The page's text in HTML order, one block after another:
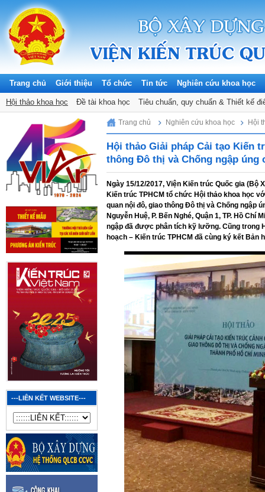
Trang chủ Giới thiệu Tổ chức Tin tức
Thông báo Tuyển dụng Tin hoạt động KHCN Đảng, Đoàn thể
Nghiên cứu khoa học
Hội thảo khoa học Đề tài khoa học Tiêu chuẩn, quy chuẩn & Thiết kế
Saturday, 08/08/2026
---LIÊN KẾT WEBSITE---
Trang chủ Nghiên cứu khoa học Hội
Hội thảo Giải pháp Cải tạo Kiến
thông Đô thị và Chống ngập úng
Ngày 15/12/2017, Viện Kiến trúc Quốc gia (Bộ
Kiến trúc TPHCM tổ chức Hội thảo khoa học
quan nội đô, giao thông Đô thị và Chống ngập
Nguyễn Huệ, P. Bến Nghé, Quận 1, TP. Hồ Chí
ngập đã được phân tích kỹ lưỡng. Cũng trong
hoạch – Kiến trúc TPHCM đã cùng ký kết Bản